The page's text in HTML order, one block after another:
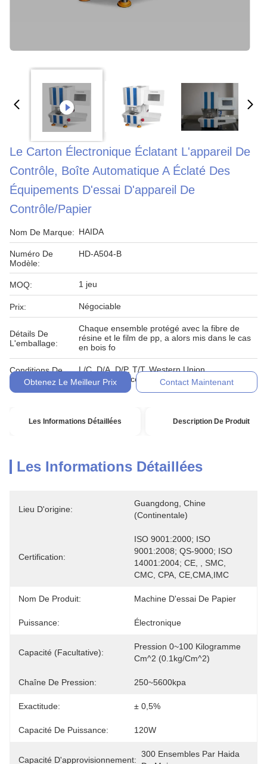
Le Carton Électronique Éclatant L'appareil De
Contrôle, Boîte Automatique A Éclaté Des
Équipements D'essai D'appareil De
Contrôle/papier
Nom De Marque: HAIDA
Numéro De
Modèle:
HD-A504-B
MOQ: 1 jeu
Prix: Négociable
Détails De
L'emballage:
Chaque ensemble protégé avec la fibre de
résine et le film de pp, a alors mis dans le cas
en bois fo
Conditions De
Paiement:
L/C, D/A, D/P, T/T, Western Union,
MoneyGram, comptant, engagement
Obtenez Le Meilleur Prix Contact Maintenant
Les Informations Détaillées Description De Produit
Les Informations Détaillées
Lieu D'origine:
Guangdong, Chine
(continentale)
Certification:
ISO 9001:2000; ISO
9001:2008; QS-9000; ISO
14001:2004; CE, , SMC,
CMC, CPA, CE,CMA,IMC
Nom De Produit: Machine D'essai De Papier
Puissance: Électronique
Capacité (facultative):
Pression 0~100 Kilogramme
Cm^2 (0.1kg/cm^2)
Chaîne De Pression: 250~5600kpa
Exactitude: ± 0,5%
Capacité De Puissance: 120W
Capacité D'approvisionnement:
300 Ensembles Par Haida